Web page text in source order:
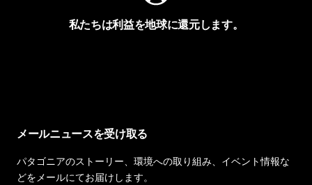
私たちは利益を地球に還元します。
メールニュースを受け取る
パタゴニアのストーリー、環境への取り組み、イベント情報な
どをメールにてお届けします。